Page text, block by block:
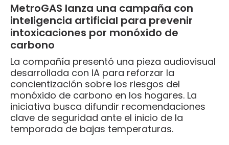
MetroGAS lanza una campaña con
inteligencia artificial para prevenir
intoxicaciones por monóxido de
carbono
La compañía presentó una pieza audiovisual
desarrollada con IA para reforzar la
concientización sobre los riesgos del
monóxido de carbono en los hogares. La
iniciativa busca difundir recomendaciones
clave de seguridad ante el inicio de la
temporada de bajas temperaturas.